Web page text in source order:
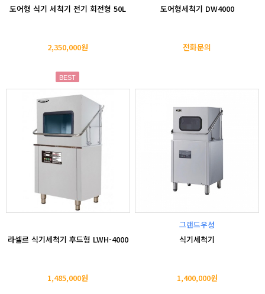
도어형 식기 세척기 전기 회전형 50L
2,350,000원
BEST
도어형세척기 DW4000
전화문의
라셀르 식기세척기 후드형 LWH-4000
1,485,000원
그랜드우성
식기세척기
1,400,000원